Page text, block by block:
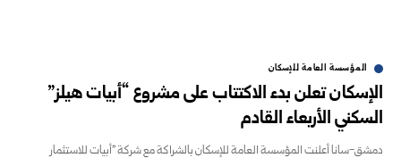
المؤسسة العامة للإسكان
الإسكان تعلن بدء الاكتتاب على مشروع “أبيات هيلز”
السكني الأربعاء القادم
دمشق-سانا أعلنت المؤسسة العامة للإسكان بالشراكة مع شركة "أبيات للاستثمار